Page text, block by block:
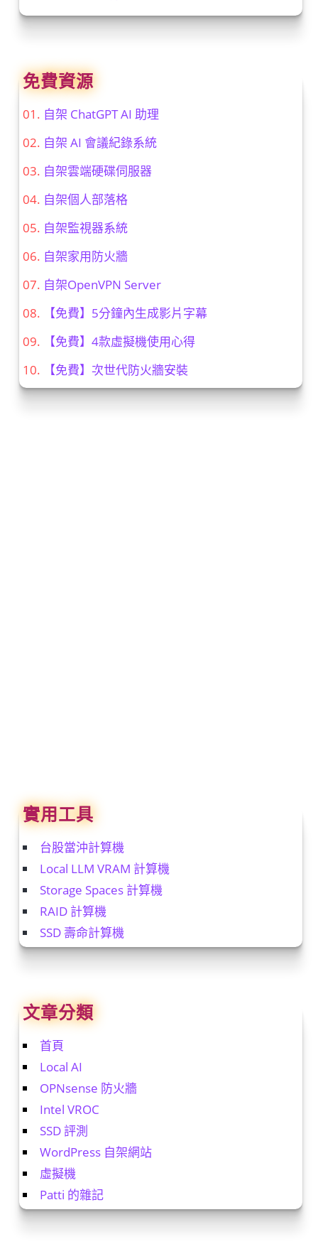
免費資源
自架 ChatGPT AI 助理
自架 AI 會議紀錄系統
自架雲端硬碟伺服器
自架個人部落格
自架監視器系統
自架家用防火牆
自架OpenVPN Server
【免費】5分鐘內生成影片字幕
【免費】4款虛擬機使用心得
【免費】次世代防火牆安裝
實用工具
台股當沖計算機
Local LLM VRAM 計算機
Storage Spaces 計算機
RAID 計算機
SSD 壽命計算機
文章分類
首頁
Local AI
OPNsense 防火牆
Intel VROC
SSD 評測
WordPress 自架網站
虛擬機
Patti 的雜記